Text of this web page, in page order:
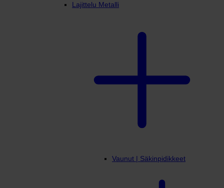
Lajittelu Metalli
Vaunut | Säkinpidikkeet